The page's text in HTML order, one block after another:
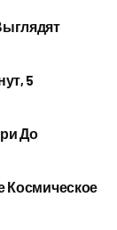
5
До
Космическое